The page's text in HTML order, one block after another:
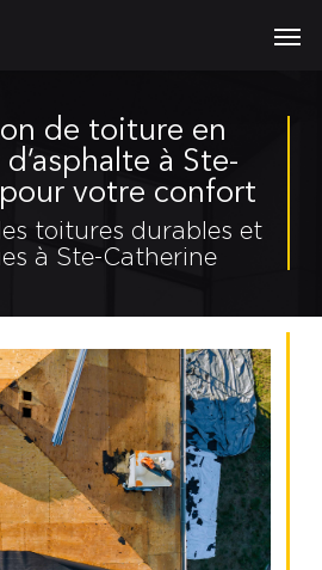
de toiture en
à Ste-
votre confort
toitures durables et
à Ste-Catherine